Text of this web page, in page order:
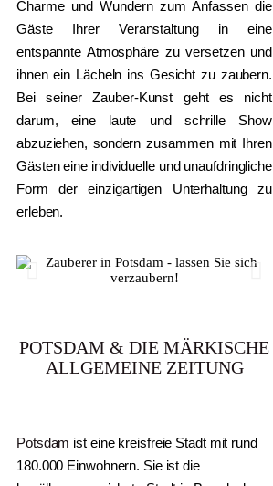
Charme und Wundern zum Anfassen die
Gäste Ihrer Veranstaltung in eine
entspannte Atmosphäre zu versetzen und
ihnen ein Lächeln ins Gesicht zu zaubern.
Bei seiner Zauber-Kunst geht es nicht
darum, eine laute und schrille Show
abzuziehen, sondern zusammen mit Ihren
Gästen eine individuelle und unaufdringliche
Form der einzigartigen Unterhaltung zu
erleben.
POTSDAM & DIE MÄRKISCHE
ALLGEMEINE ZEITUNG
Potsdam ist eine kreisfreie Stadt mit rund
180.000 Einwohnern. Sie ist die